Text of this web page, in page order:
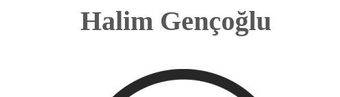
Halim Gençoğlu